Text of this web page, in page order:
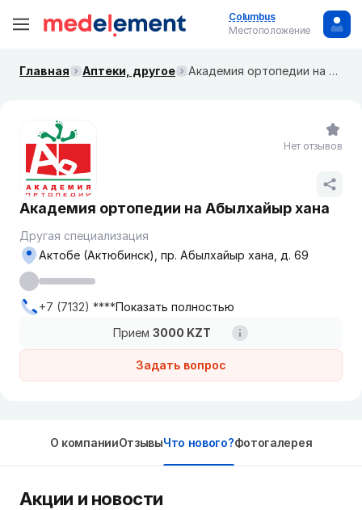
Columbus
Местоположение
Главная Аптеки, другое Академия ортопедии на Абылхайыр хана
Академия ортопедии на Абылхайыр хана
Другая специализация
Прием 3000 KZT
Задать вопрос
Актобе (Актюбинск), пр. Абылхайыр хана, д. 69
+7 (7132) ****Показать полностью
Нет отзывов
О компанииОтзывыЧто нового?Фотогалерея
Акции и новости